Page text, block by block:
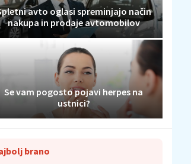
avto oglasi spreminjajo način
nakupa in prodaje avtomobilov
Se vam pogosto pojavi herpes na
ustnici?
brano